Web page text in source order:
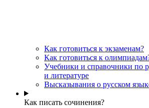
Как готовиться к экзаменам?
Как готовиться к
Учебники и справочники по
и литературе
Высказывания о русском
Как писать сочинения?